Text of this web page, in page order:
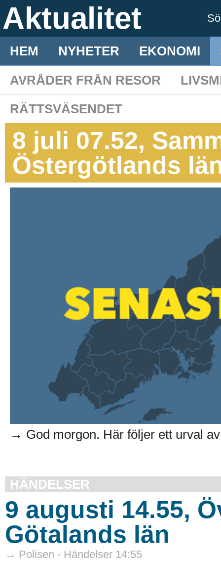
Aktualitet
HEM NYHETER EKONOMI
AVRÅDER FRÅN RESOR
RÄTTSVÄSENDET
8 juli 07.52,
Östergötlands
→ God morgon. Här följer ett urval
HÄNDELSER
9 augusti 14.55,
Götalands län
→ Polisen - Händelser 14:55